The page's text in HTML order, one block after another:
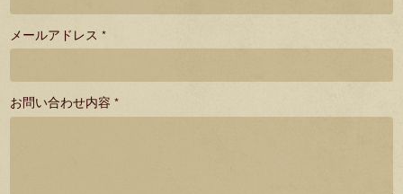
メールアドレス *
お問い合わせ内容 *